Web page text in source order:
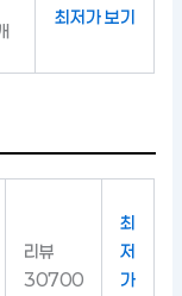
최저가 보기
리뷰
30700
최
저
가